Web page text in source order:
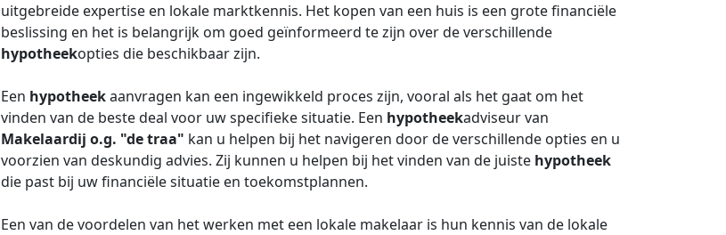
uitgebreide expertise en lokale marktkennis. Het kopen van een huis is een grote financiële
beslissing en het is belangrijk om goed geïnformeerd te zijn over de verschillende
hypotheekopties die beschikbaar zijn.
Een hypotheekaanvragen kan een ingewikkeld proces zijn, vooral als het gaat om het
vinden van de beste deal voor uw specifieke situatie. Een hypotheekadviseur van
Makelaardij o.g. "de traa" kan u helpen bij het navigeren door de verschillende opties en u
voorzien van deskundig advies. Zij kunnen u helpen bij het vinden van de juiste hypotheek
die past bij uw financiële situatie en toekomstplannen.
Een van de voordelen van het werken met een lokale makelaar is hun kennis van de lokale